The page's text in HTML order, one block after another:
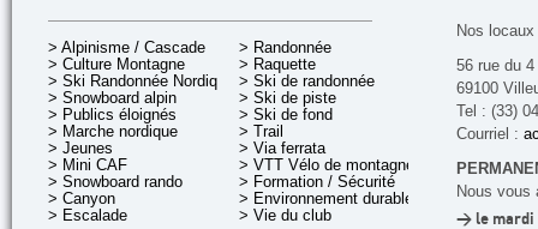
> Alpinisme / Cascade
> Culture Montagne
> Ski Randonnée Nordique
> Snowboard alpin
> Publics éloignés
> Marche nordique
> Jeunes
> Mini CAF
> Snowboard rando
> Canyon
> Escalade
> Randonnée
> Raquette
> Ski de randonnée
> Ski de piste
> Ski de fond
> Trail
> Via ferrata
> VTT Vélo de montagne
> Formation / Sécurité
> Environnement durable
> Vie du club
Nos
56 rue du
69100
Tel : (33)
Courriel :
Nous vous
> le mardi